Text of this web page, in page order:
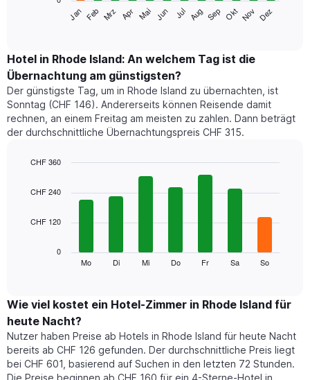
den
durchschnittlichen
Zimmerpreis
im
jeweiligen
Monat
an.
Diagramm
die
Monate
hat
1
Y-
Achse,
die
den
Jan Feb Mrz Apr Mai Jun Jul Aug Sep Okt Nov Dez
Hotel in Rhode Island: An welchem Tag ist die
Übernachtung am günstigsten?
Der günstigste Tag, um in Rhode Island zu übernachten, ist
Sonntag (CHF 146). Andererseits können Reisende damit
rechnen, an einem Freitag am meisten zu zahlen. Dann beträgt
der durchschnittliche Übernachtungspreis CHF 315.
chart
bars.
den
durchschnittlichen
Preis
eines
Zimmers
für
Mo Di Mi Do Fr Sa So
0
CHF 120
CHF 240
CHF 360
Wie viel kostet ein Hotel-Zimmer in Rhode Island für
heute Nacht?
Nutzer haben Preise ab Hotels in Rhode Island für heute Nacht
bereits ab CHF 126 gefunden. Der durchschnittliche Preis liegt
bei CHF 601, basierend auf Suchen in den letzten 72 Stunden.